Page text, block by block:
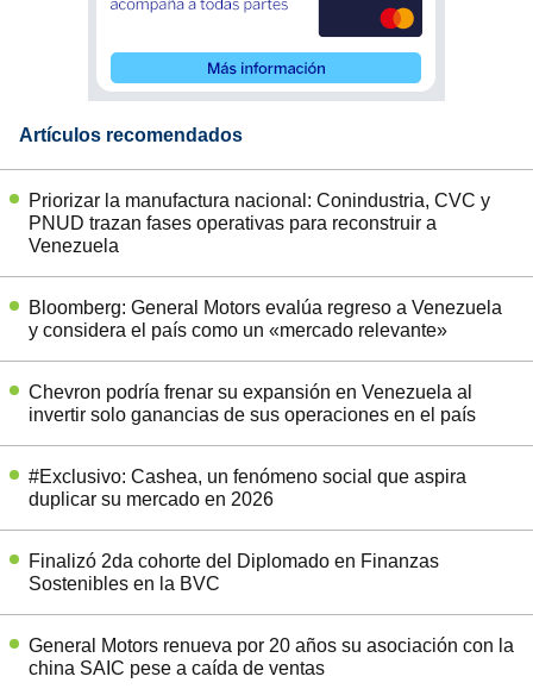
Artículos recomendados
Priorizar la manufactura nacional: Conindustria, CVC y
PNUD trazan fases operativas para reconstruir a
Venezuela
Bloomberg: General Motors evalúa regreso a Venezuela
y considera el país como un «mercado relevante»
Chevron podría frenar su expansión en Venezuela al
invertir solo ganancias de sus operaciones en el país
#Exclusivo: Cashea, un fenómeno social que aspira
duplicar su mercado en 2026
Finalizó 2da cohorte del Diplomado en Finanzas
Sostenibles en la BVC
General Motors renueva por 20 años su asociación con la
china SAIC pese a caída de ventas